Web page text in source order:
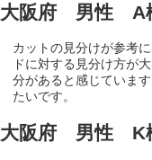
大阪府 男性 A
カットの見分けが参考
ドに対する見分け方が
分があると感じていま
たいです。
大阪府 男性 K